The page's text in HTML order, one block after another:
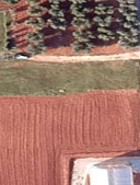
osobito
primjenu na
pitanja o utjecaju
i turizam u Poreču
resurs koji se
komine maslina
i turizam u Poreču
sc. Marko Černe